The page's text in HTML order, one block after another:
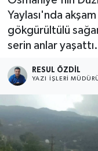
Yaylası'nda
gökgürültülü
serin anlar yaşattı.
RESUL ÖZDIL
YAZI İŞLERI